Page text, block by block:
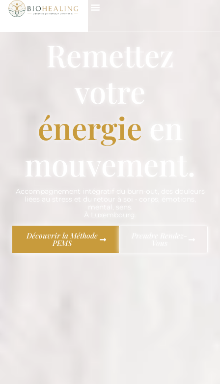
Remettez
votre
énergie
mouvement.
Accompagnement intégratif du burn-out, des douleurs
liées au stress et du retour à soi • corps, émotions,
mental, sens.
À Luxembourg.
Découvrir la Méthode
PEMS